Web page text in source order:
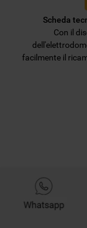
Scheda
Con il
facilmente il